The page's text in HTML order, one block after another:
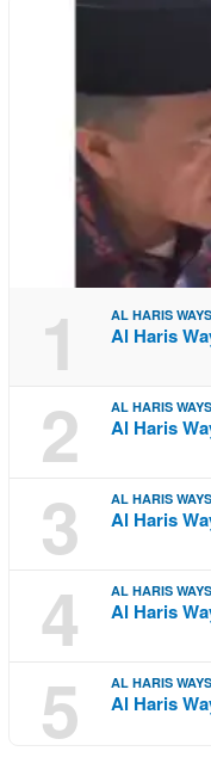
1 AL HARIS WAYS
Al Haris
2 AL HARIS WAYS
Al Haris
3 AL HARIS WAYS
Al Haris
4 AL HARIS WAYS
Al Haris
5 AL HARIS WAYS
Al Haris